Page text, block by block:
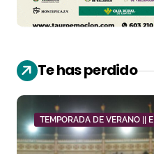
Te has perdido
TEMPORADA DE VERANO ||